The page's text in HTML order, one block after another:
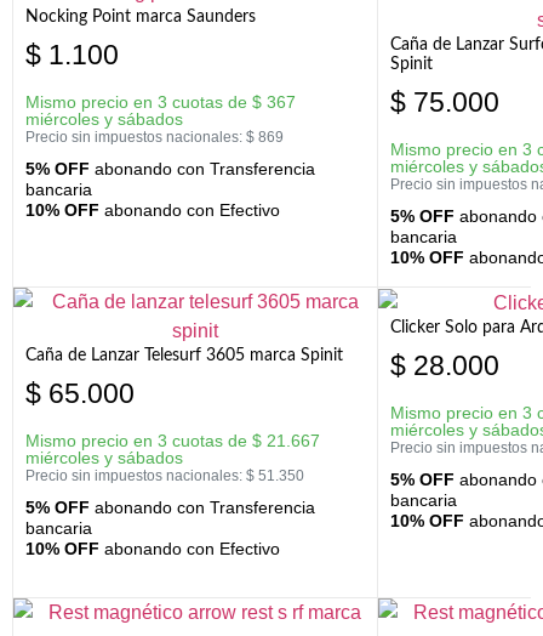
Nocking Point marca Saunders
$ 1.100
Mismo precio en 3 cuotas de $ 367
miércoles y sábados
Precio sin impuestos nacionales: $ 869
5% OFF abonando con Transferencia
bancaria
10% OFF abonando con Efectivo
Caña de Lanzar
Spinit
$ 75.000
Mismo precio en 3
miércoles y
Precio sin impuestos
5% OFF abonando
bancaria
10% OFF
Caña de Lanzar Telesurf 3605 marca Spinit
$ 65.000
Mismo precio en 3 cuotas de $ 21.667
miércoles y sábados
Precio sin impuestos nacionales: $ 51.350
5% OFF abonando con Transferencia
bancaria
10% OFF abonando con Efectivo
Clicker Solo para
$ 28.000
Mismo precio en 3
miércoles y
Precio sin impuestos
5% OFF abonando
bancaria
10% OFF